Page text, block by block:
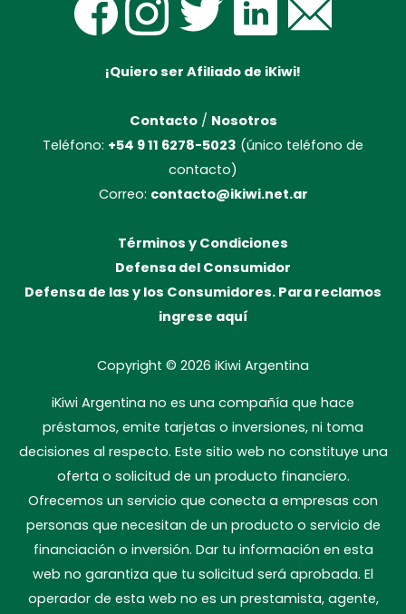
¡Quiero ser Afiliado de iKiwi!
Contacto/ Nosotros
Teléfono: +54 9 11 6278-5023 (único teléfono de
contacto)
Correo: contacto@ikiwi.net.ar
Términos y Condiciones
Defensa del Consumidor
Defensa de las y los Consumidores. Para reclamos
ingrese aquí
Copyright © 2026 iKiwi Argentina
iKiwi Argentina no es una compañía que hace
préstamos, emite tarjetas o inversiones, ni toma
decisiones al respecto. Este sitio web no constituye una
oferta o solicitud de un producto financiero.
Ofrecemos un servicio que conecta a empresas con
personas que necesitan de un producto o servicio de
financiación o inversión. Dar tu información en esta
web no garantiza que tu solicitud será aprobada. El
operador de esta web no es un prestamista, agente,